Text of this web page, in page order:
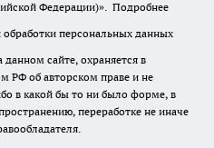
Федерации)». Подробнее
персональных данных
сайте, охраняется в
РФ об авторском праве и не
в какой бы то ни было форме, в
переработке не иначе